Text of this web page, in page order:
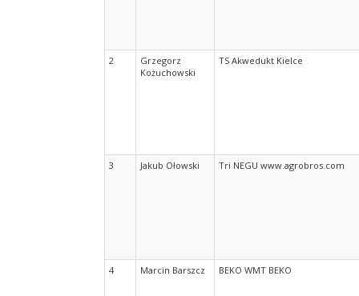
2
Grzegorz
Kożuchowski
TS Akwedukt Kielce
3 Jakub Ołowski Tri NEGU www.agrobros.com
4 Marcin Barszcz BEKO WMT BEKO